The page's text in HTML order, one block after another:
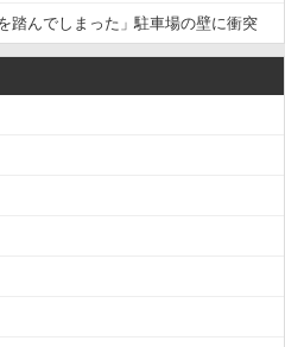
踏んでしまった」駐車場の壁に衝突